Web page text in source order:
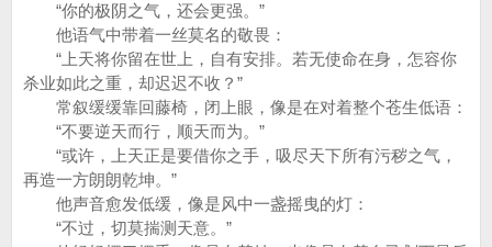
“你的极阴之气，还会更强。”
他语气中带着一丝莫名的敬畏：
“上天将你留在世上，自有安排。若无使命在身，怎容你
杀业如此之重，却迟迟不收？”
常叙缓缓靠回藤椅，闭上眼，像是在对着整个苍生低语：
“不要逆天而行，顺天而为。”
“或许，上天正是要借你之手，吸尽天下所有污秽之气，
再造一方朗朗乾坤。”
他声音愈发低缓，像是风中一盏摇曳的灯：
“不过，切莫揣测天意。”